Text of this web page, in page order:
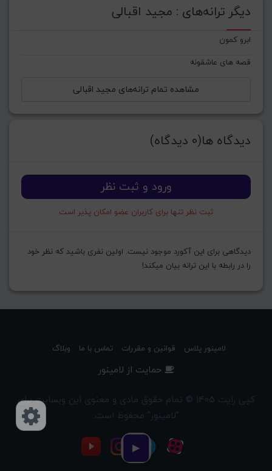
▶
دیگر ترانه‌های : مجید اقبالی
ابرو کمون
قصه های عاشقونه
مشاهده تمام ترانه‌های مجید اقبالی
دیدگاه ها(0 دیدگاه)
ورود و ثبت نظر
ثبت نظر تنها برای کاربران عضو امکان پذیر است
دیدگاهی برای این آکورد موجود نیست. اولین نفری باشید که نظر خود
را در رابطه با این ترانه بیان میکند!
لامینور پلاس قوانین و مقررات تماس با ما وبلاگ
حمایت از لامینور
کپی رایت 1405 © تمام حقوق مادی و معنوی این وبسایت برای
"لامینور" محفوظ است.